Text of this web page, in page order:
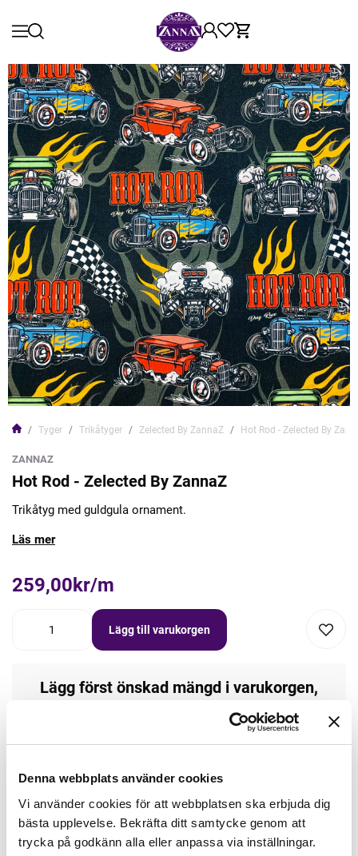
Denna webbplats använder cookies
Vi använder cookies för att webbplatsen ska erbjuda dig
bästa upplevelse. Bekräfta ditt samtycke genom att
trycka på godkänn alla eller anpassa via inställningar.
Tyger Trikåtyger Zelected By ZannaZ Hot Rod - Zelected By
ZANNAZ
Hot Rod - Zelected By ZannaZ
Trikåtyg med guldgula ornament.
Läs mer
259,00kr/m
Lägg till varukorgen
Lägg först önskad mängd i varukorgen,
Tråd matchande +45,00kr
Mudd matchande +39,50kr
Enfärgat matchande +49,00kr